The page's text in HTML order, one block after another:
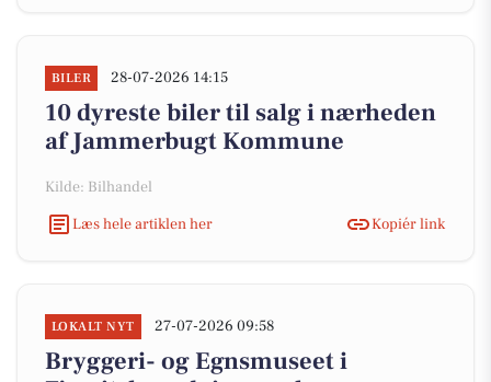
BILER 28-07-2026 14:15
10 dyreste biler til salg i nærheden
af Jammerbugt Kommune
Kilde: Bilhandel
Læs hele artiklen her
Kopiér link
LOKALT NYT 27-07-2026 09:58
Bryggeri- og Egnsmuseet i